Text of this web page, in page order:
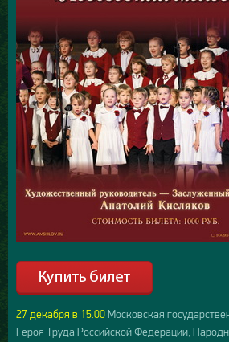
27 декабря в 15.00Московская
Героя Труда Российской Федерации,